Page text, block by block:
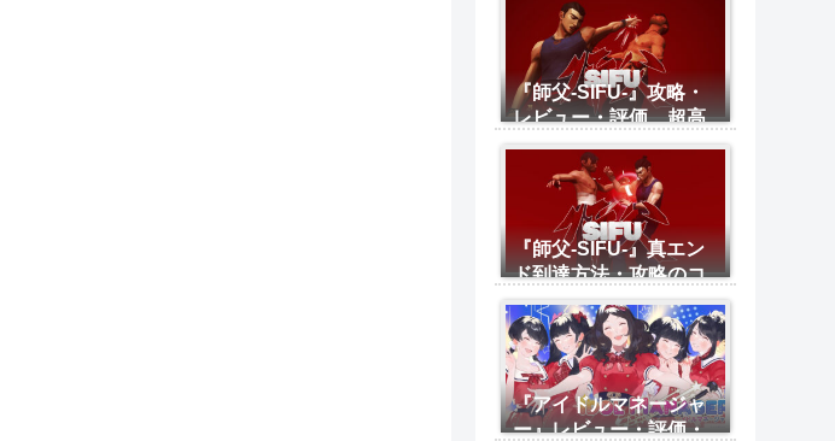
の謎を徹底考察！ネタ
バレ有り
『師父-SIFU-』攻略・
レビュー・評価、超高
難易度のカンフー神ゲ
ー 各ボス攻略のコツ
を詳細に紹介
『師父-SIFU-』真エン
ド到達方法・攻略のコ
ツ ドンピシャリとタ
イミングを合わせてジ
ャスガする方法
『アイドルマネージャ
ー』レビュー・評価・